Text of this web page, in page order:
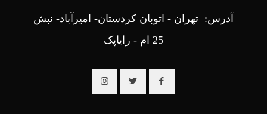
آدرس: تهران - اتوبان کردستان- امیرآباد- نبش
25 ام - رایاپک